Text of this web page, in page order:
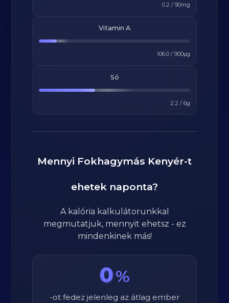
0.2/ 90mg
Vitamin A
106.0/ 900μg
Só
2.2/ 6g
Mennyi Fokhagymás Kenyér-t
ehetek naponta?
A kalória kalkulátorunkkal
megmutatjuk, mennyit ehetsz - ez
mindenkinek más!
0%
-ot fedez jelenleg az átlag ember